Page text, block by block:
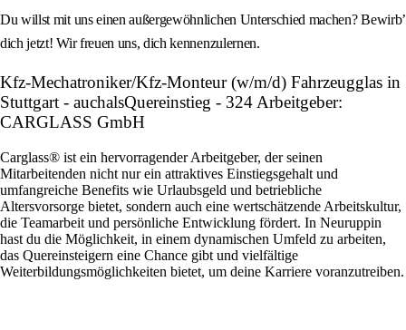
Du willst mit uns einen außergewöhnlichen Unterschied machen? Bewirb’
dich jetzt! Wir freuen uns, dich kennenzulernen.
Kfz-Mechatroniker/Kfz-Monteur (w/m/d) Fahrzeugglas in
Stuttgart - auchalsQuereinstieg - 324 Arbeitgeber:
CARGLASS GmbH
Carglass® ist ein hervorragender Arbeitgeber, der seinen
Mitarbeitenden nicht nur ein attraktives Einstiegsgehalt und
umfangreiche Benefits wie Urlaubsgeld und betriebliche
Altersvorsorge bietet, sondern auch eine wertschätzende Arbeitskultur,
die Teamarbeit und persönliche Entwicklung fördert. In Neuruppin
hast du die Möglichkeit, in einem dynamischen Umfeld zu arbeiten,
das Quereinsteigern eine Chance gibt und vielfältige
Weiterbildungsmöglichkeiten bietet, um deine Karriere voranzutreiben.